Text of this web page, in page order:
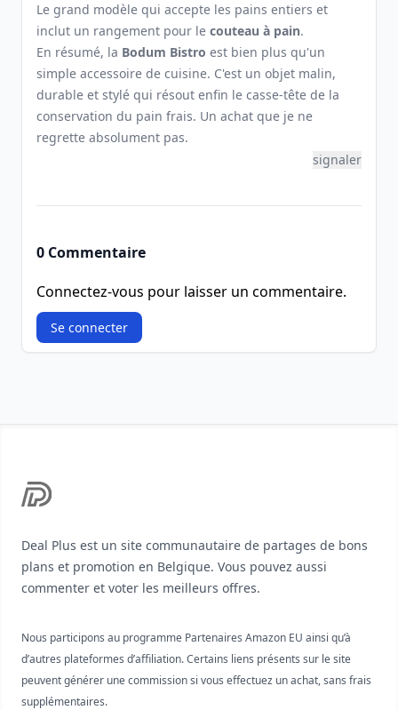
Le grand modèle qui accepte les pains entiers et
inclut un rangement pour le couteau à pain.
En résumé, la Bodum Bistro est bien plus qu'un
simple accessoire de cuisine. C'est un objet malin,
durable et stylé qui résout enfin le casse-tête de la
conservation du pain frais. Un achat que je ne
regrette absolument pas.
signaler
0 Commentaire
Connectez-vous pour laisser un commentaire.
Se connecter
Deal Plus est un site communautaire de partages de bons
plans et promotion en Belgique. Vous pouvez aussi
commenter et voter les meilleurs offres.
Nous participons au programme Partenaires Amazon EU ainsi qu’à
d’autres plateformes d’affiliation. Certains liens présents sur le site
peuvent générer une commission si vous effectuez un achat, sans frais
supplémentaires.